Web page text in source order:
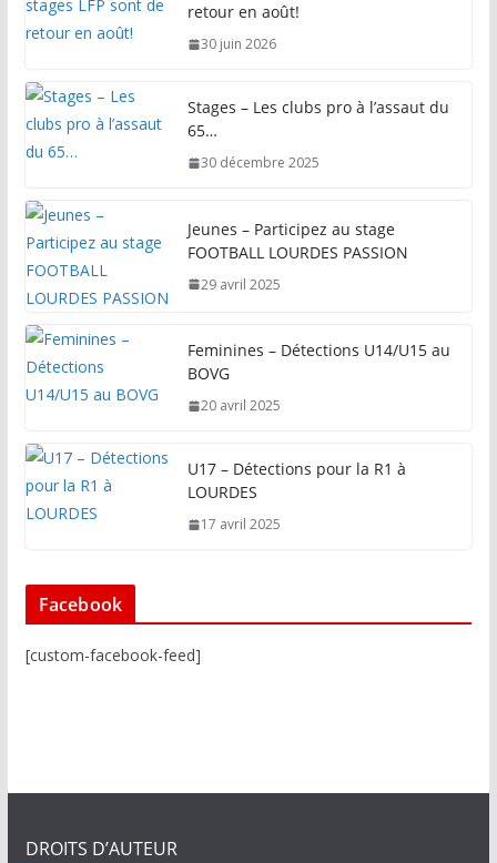
retour en août!
30 juin 2026
Stages – Les clubs pro à l’assaut du
65…
30 décembre 2025
Jeunes – Participez au stage
FOOTBALL LOURDES PASSION
29 avril 2025
Feminines – Détections U14/U15 au
BOVG
20 avril 2025
U17 – Détections pour la R1 à
LOURDES
17 avril 2025
Facebook
[custom-facebook-feed]
DROITS D’AUTEUR